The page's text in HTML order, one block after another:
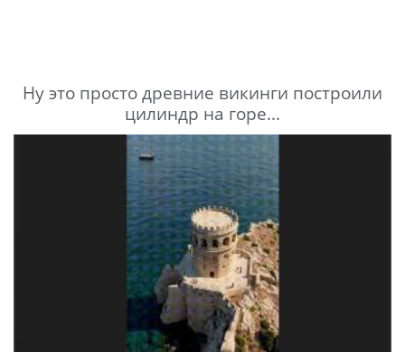
Ну это просто древние викинги построили
цилиндр на горе...